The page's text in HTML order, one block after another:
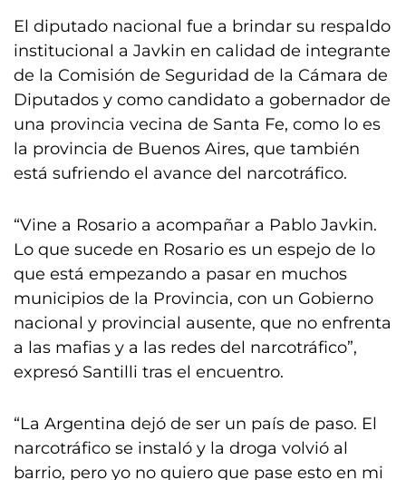
El diputado nacional fue a brindar su respaldo
institucional a Javkin en calidad de integrante
de la Comisión de Seguridad de la Cámara de
Diputados y como candidato a gobernador de
una provincia vecina de Santa Fe, como lo es
la provincia de Buenos Aires, que también
está sufriendo el avance del narcotráfico.
“Vine a Rosario a acompañar a Pablo Javkin.
Lo que sucede en Rosario es un espejo de lo
que está empezando a pasar en muchos
municipios de la Provincia, con un Gobierno
nacional y provincial ausente, que no enfrenta
a las mafias y a las redes del narcotráfico”,
expresó Santilli tras el encuentro.
“La Argentina dejó de ser un país de paso. El
narcotráfico se instaló y la droga volvió al
barrio, pero yo no quiero que pase esto en mi